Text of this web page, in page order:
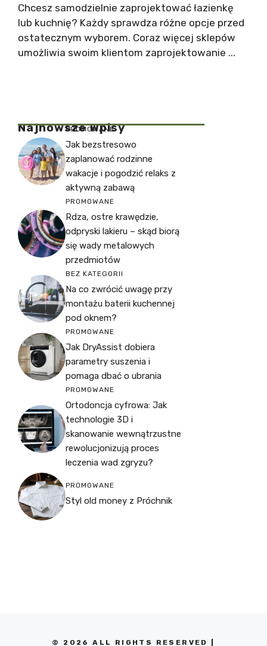
Chcesz samodzielnie zaprojektować łazienkę
lub kuchnię? Każdy sprawdza różne opcje przed
ostatecznym wyborem. Coraz więcej sklepów
umożliwia swoim klientom zaprojektowanie ...
Najnowsze Wpisy
PROMOWANE
Jak bezstresowo
zaplanować rodzinne
wakacje i pogodzić relaks z
aktywną zabawą
PROMOWANE
Rdza, ostre krawędzie,
odpryski lakieru – skąd biorą
się wady metalowych
przedmiotów
BEZ KATEGORII
Na co zwrócić uwagę przy
montażu baterii kuchennej
pod oknem?
PROMOWANE
Jak DryAssist dobiera
parametry suszenia i
pomaga dbać o ubrania
PROMOWANE
Ortodoncja cyfrowa: Jak
technologie 3D i
skanowanie wewnątrzustne
rewolucjonizują proces
leczenia wad zgryzu?
PROMOWANE
Styl old money z Próchnik
© 2026 ALL RIGHTS RESERVED |